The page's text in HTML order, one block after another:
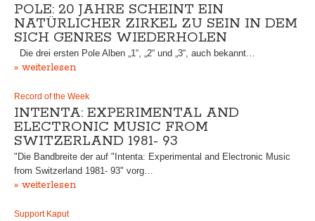
POLE: 20 JAHRE SCHEINT EIN
NATÜRLICHER ZIRKEL ZU SEIN IN DEM
SICH GENRES WIEDERHOLEN
Die drei ersten Pole Alben „1“, „2“ und „3“, auch bekannt…
» weiterlesen
Record of the Week
INTENTA: EXPERIMENTAL AND
ELECTRONIC MUSIC FROM
SWITZERLAND 1981- 93
"Die Bandbreite der auf "Intenta: Experimental and Electronic Music
from Switzerland 1981- 93" vorg…
» weiterlesen
Support Kaput